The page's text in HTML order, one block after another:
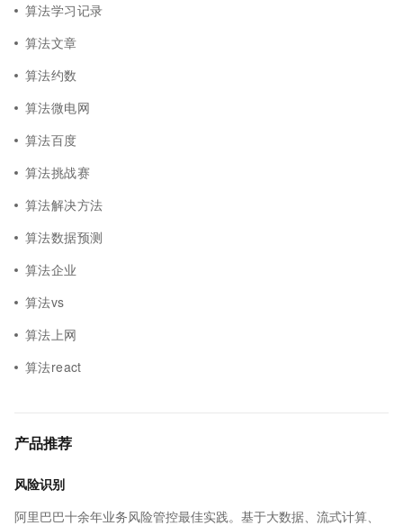
算法学习记录
算法文章
算法约数
算法微电网
算法百度
算法挑战赛
算法解决方法
算法数据预测
算法企业
算法vs
算法上网
算法react
产品推荐
风险识别
阿里巴巴十余年业务风险管控最佳实践。基于大数据、流式计算、